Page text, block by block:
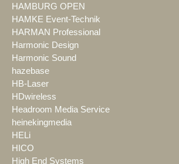
HAMBURG OPEN
HAMKE Event-Technik
HARMAN Professional
Harmonic Design
Harmonic Sound
hazebase
HB-Laser
HDwireless
Headroom Media Service
heinekingmedia
HELi
HICO
High End Systems